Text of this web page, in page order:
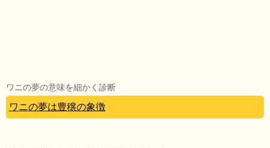
ワニの夢の意味を細かく診断
ワニの夢は豊穣の象徴